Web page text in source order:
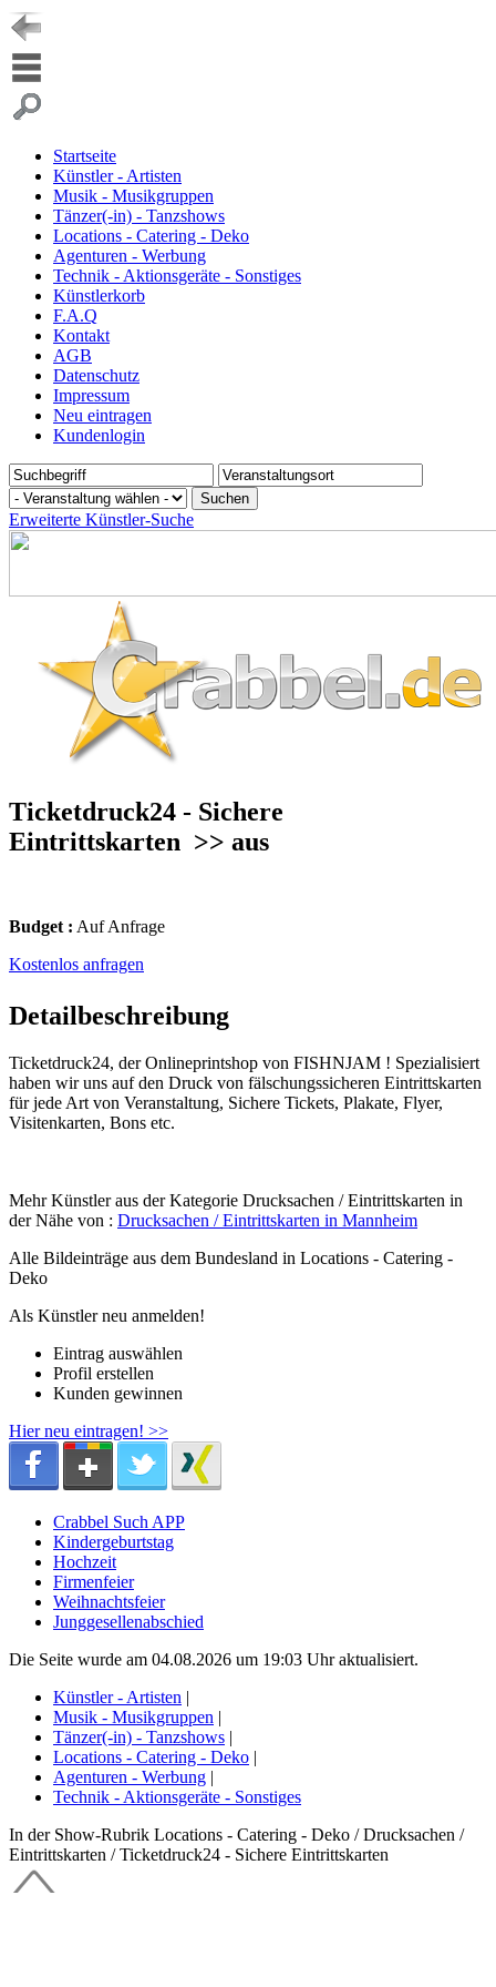
Startseite
Künstler - Artisten
Musik - Musikgruppen
Tänzer(-in) - Tanzshows
Locations - Catering - Deko
Agenturen - Werbung
Technik - Aktionsgeräte - Sonstiges
Künstlerkorb
F.A.Q
Kontakt
AGB
Datenschutz
Impressum
Neu eintragen
Kundenlogin
Erweiterte Künstler-Suche
Ticketdruck24 - Sichere
Eintrittskarten >> aus
Budget : Auf Anfrage
Kostenlos anfragen
Detailbeschreibung
Ticketdruck24, der Onlineprintshop von FISHNJAM ! Spezialisiert
haben wir uns auf den Druck von fälschungssicheren Eintrittskarten
für jede Art von Veranstaltung, Sichere Tickets, Plakate, Flyer,
Visitenkarten, Bons etc.
Mehr Künstler aus der Kategorie Drucksachen / Eintrittskarten in
der Nähe von : Drucksachen / Eintrittskarten in Mannheim
Alle Bildeinträge aus dem Bundesland in Locations - Catering -
Deko
Als Künstler neu anmelden!
Eintrag auswählen
Profil erstellen
Kunden gewinnen
Hier neu eintragen! >>
Crabbel Such APP
Kindergeburtstag
Hochzeit
Firmenfeier
Weihnachtsfeier
Junggesellenabschied
Die Seite wurde am 04.08.2026 um 19:03 Uhr aktualisiert.
Künstler - Artisten |
Musik - Musikgruppen |
Tänzer(-in) - Tanzshows |
Locations - Catering - Deko |
Agenturen - Werbung |
Technik - Aktionsgeräte - Sonstiges
In der Show-Rubrik Locations - Catering - Deko / Drucksachen /
Eintrittskarten / Ticketdruck24 - Sichere Eintrittskarten